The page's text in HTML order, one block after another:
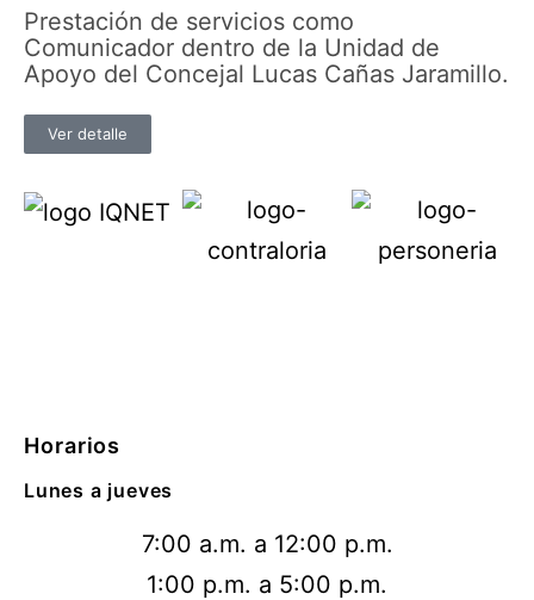
Prestación de servicios como
Comunicador dentro de la Unidad de
Apoyo del Concejal Lucas Cañas Jaramillo.
Ver detalle
Horarios
Lunes a jueves
7:00 a.m. a 12:00 p.m.
1:00 p.m. a 5:00 p.m.